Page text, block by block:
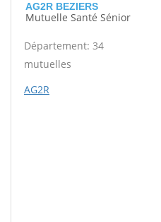
AG2R BEZIERS
Mutuelle Santé Sénior
Département: 34
mutuelles
AG2R